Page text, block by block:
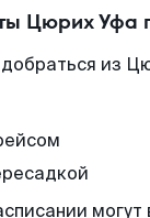
Цюрих Уфа
из